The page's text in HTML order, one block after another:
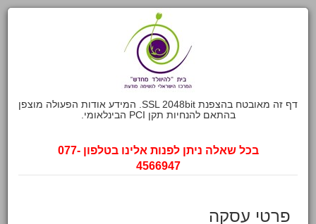
דף זה מאובטח בהצפנת SSL 2048bit. המידע אודות הפעולה מוצפן
בהתאם להנחיות תקן PCI הבינלאומי.
בכל שאלה ניתן לפנות אלינו בטלפון 077-
4566947
פרטי עסקה